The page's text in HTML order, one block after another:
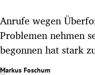
Untermenü
Untermenü
Anrufe wegen
Problemen nehmen
begonnen hat stark
Markus Foschum